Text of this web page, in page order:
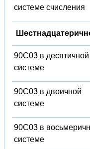
системе счисления
90C03 в десятичной
системе
90C03 в двоичной
системе
90C03 в
системе